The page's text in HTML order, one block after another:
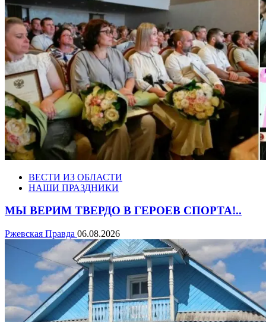
ВЕСТИ ИЗ ОБЛАСТИ
НАШИ ПРАЗДНИКИ
МЫ ВЕРИМ ТВЕРДО В ГЕРОЕВ СПОРТА!..
Ржевская Правда 06.08.2026